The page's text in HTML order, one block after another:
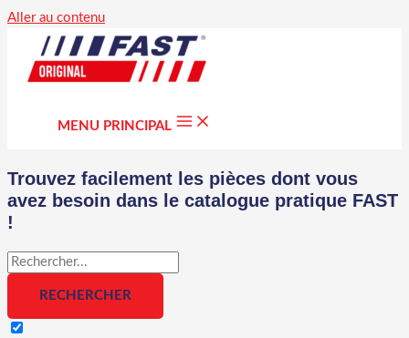
Aller au contenu
MENU PRINCIPAL
Trouvez facilement les pièces dont vous
avez besoin dans le catalogue pratique FAST
!